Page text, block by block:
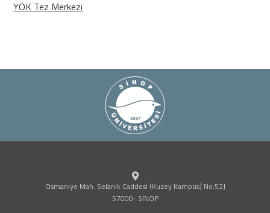
YÖK Tez Merkezi
Osmaniye Mah. Selanik Caddesi (Kuzey Kampüs) No:52J
57000- SİNOP